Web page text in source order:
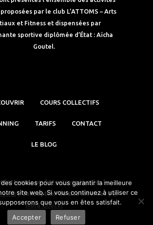
par le club L’ATTOMS – Arts
et Fitness et dispensées par
sportive diplômée d’État : Aïcha
Goutel.
COURS COLLECTIFS
TARIFS CONTACT
LE BLOG
lattoms.com |Mentions légales|
| Conception du site internet par
Nora Goutel
cookies pour vous garantir la meilleure
site web. Si vous continuez à utiliser ce
que vous en êtes satisfait.
Accepter
Refuser